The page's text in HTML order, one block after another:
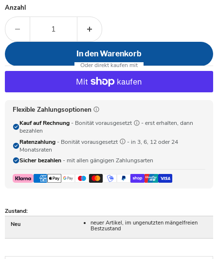
Anzahl
In den Warenkorb
Flexible Zahlungsoptionen
Kauf auf Rechnung - Bonität vorausgesetzt
- erst erhalten, dann
bezahlen
Ratenzahlung - Bonität vorausgesetzt
- in 3, 6, 12 oder 24
Monatsraten
Sicher bezahlen - mit allen gängigen Zahlungsarten
Zustand:
Neu
neuer Artikel, im ungenutzten mängelfreien
Bestzustand